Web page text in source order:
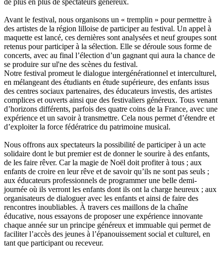
de plus en plus de spectateurs généreux.
Avant le festival, nous organisons un « tremplin » pour permettre à
des artistes de la région lilloise de participer au festival. Un appel à
maquette est lancé, ces dernières sont analysées et neuf groupes sont
retenus pour participer à la sélection. Elle se déroule sous forme de
concerts, avec au final l’élection d’un gagnant qui aura la chance de
se produire sur ul'ne des scènes du festival.
Notre festival promeut le dialogue intergénérationnel et interculturel,
en mélangeant des étudiants en étude supérieure, des enfants issus
des centres sociaux partenaires, des éducateurs investis, des artistes
complices et ouverts ainsi que des festivaliers généreux. Tous venant
d’horizons différents, parfois des quatre coins de la France, avec une
expérience et un savoir à transmettre. Cela nous permet d’étendre et
d’exploiter la force fédératrice du patrimoine musical.
Nous offrons aux spectateurs la possibilité de participer à un acte
solidaire dont le but premier est de donner le sourire à des enfants,
de les faire rêver. Car la magie de Noël doit profiter à tous ; aux
enfants de croire en leur rêve et de savoir qu’ils ne sont pas seuls ;
aux éducateurs professionnels de programmer une belle demi-
journée où ils verront les enfants dont ils ont la charge heureux ; aux
organisateurs de dialoguer avec les enfants et ainsi de faire des
rencontres inoubliables. À travers ces maillons de la chaîne
éducative, nous essayons de proposer une expérience innovante
chaque année sur un principe généreux et immuable qui permet de
faciliter l’accès des jeunes à l’épanouissement social et culturel, en
tant que participant ou receveur.